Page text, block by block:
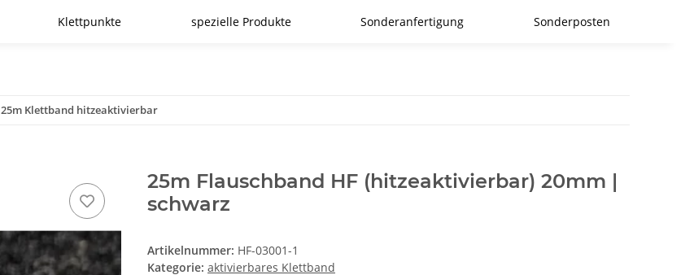
Klettpunkte spezielle Produkte Sonderanfertigung Sonderposten
25m Klettband hitzeaktivierbar
25m Flauschband HF (hitzeaktivierbar) 20mm |
schwarz
Artikelnummer: HF-03001-1
Kategorie: aktivierbares Klettband